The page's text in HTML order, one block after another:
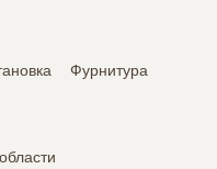
Фурнитура